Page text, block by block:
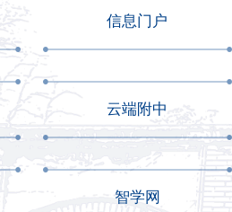
信息门户
云端附中
智学网